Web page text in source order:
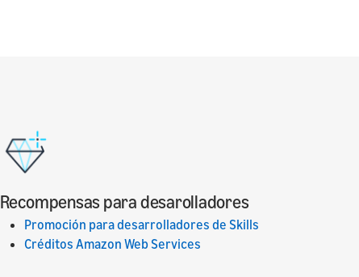
Recompensas para desarolladores
Promoción para desarrolladores de Skills
Créditos Amazon Web Services